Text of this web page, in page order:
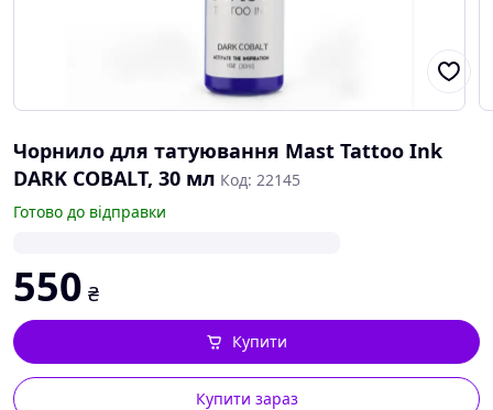
Чорнило для татуювання Mast Tattoo Ink
DARK COBALT, 30 мл Код: 22145
Готово до відправки
550 ₴
Купити зараз
Купити